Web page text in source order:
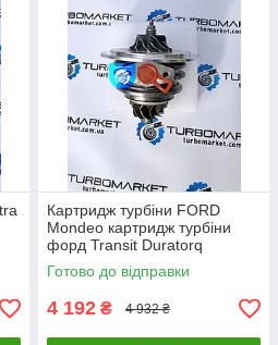
Картридж турбіни FORD
Mondeo картридж турбіни
форд Transit Duratorq
726194-0005 726194-0004
726194-0003
Готово до відправки
4 192 ₴ 4 932 ₴